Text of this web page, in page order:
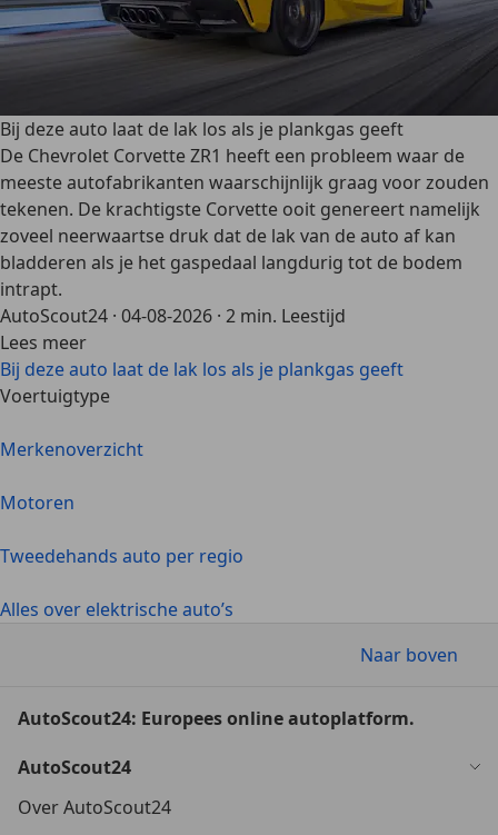
Bij deze auto laat de lak los als je plankgas geeft
De Chevrolet Corvette ZR1 heeft een probleem waar de
meeste autofabrikanten waarschijnlijk graag voor zouden
tekenen. De krachtigste Corvette ooit genereert namelijk
zoveel neerwaartse druk dat de lak van de auto af kan
bladderen als je het gaspedaal langdurig tot de bodem
intrapt.
AutoScout24 · 04-08-2026 · 2 min. Leestijd
Lees meer
Bij deze auto laat de lak los als je plankgas geeft
Voertuigtype
Merkenoverzicht
Motoren
Tweedehands auto per regio
Alles over elektrische auto’s
Naar boven
AutoScout24: Europees online autoplatform.
AutoScout24
Over AutoScout24